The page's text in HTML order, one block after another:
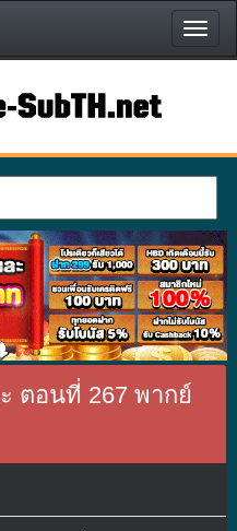
หน้า
แรก
ตอนที่ 267 พากย์